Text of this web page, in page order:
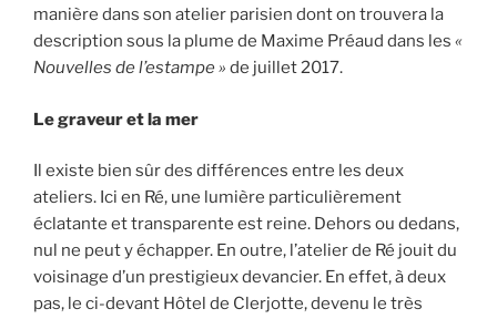
manière dans son atelier parisien dont on trouvera la
description sous la plume de Maxime Préaud dans les «
Nouvelles de l’estampe » de juillet 2017.
Le graveur et la mer
Il existe bien sûr des différences entre les deux
ateliers. Ici en Ré, une lumière particulièrement
éclatante et transparente est reine. Dehors ou dedans,
nul ne peut y échapper. En outre, l’atelier de Ré jouit du
voisinage d’un prestigieux devancier. En effet, à deux
pas, le ci-devant Hôtel de Clerjotte, devenu le très